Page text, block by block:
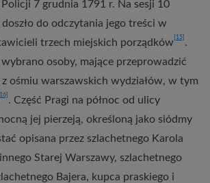
7 grudnia 1791 r. Na sesji 10
do odczytania jego treści w
trzech miejskich porządków [15] .
wybrano osoby, mające przeprowadzić
ośmiu warszawskich wydziałów, w tym
. Część Pragi na północ od ulicy
jej pierzeją, określoną jako siódmy
opisana przez szlachetnego Karola
Starej Warszawy, szlachetnego
Bajera, kupca praskiego i